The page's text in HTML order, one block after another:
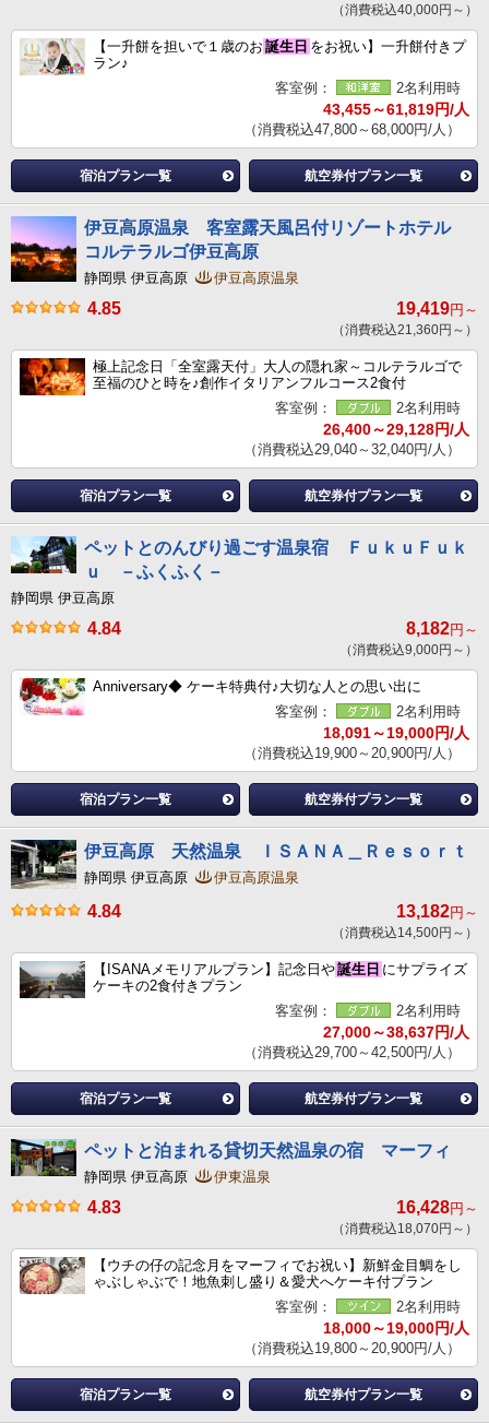
（消費税込40,000円～）
【一升餅を担いで１歳のお 誕生日 をお祝い】一升餅付きプ
ラン♪
客室例：
2名利用時
43,455～61,819円/人
（消費税込47,800～68,000円/人）
宿泊プラン一覧 航空券付プラン一覧
伊豆高原温泉 客室露天風呂付リゾートホテル
コルテラルゴ伊豆高原
静岡県 伊豆高原 伊豆高原温泉
4.85 19,419円～
（消費税込21,360円～）
極上記念日「全室露天付」大人の隠れ家～コルテラルゴで
至福のひと時を♪創作イタリアンフルコース2食付
客室例：
2名利用時
26,400～29,128円/人
（消費税込29,040～32,040円/人）
宿泊プラン一覧 航空券付プラン一覧
ペットとのんびり過ごす温泉宿 ＦｕｋｕＦｕｋ
ｕ －ふくふく－
静岡県 伊豆高原
4.84 8,182円～
（消費税込9,000円～）
Anniversary◆ ケーキ特典付♪大切な人との思い出に
客室例：
2名利用時
18,091～19,000円/人
（消費税込19,900～20,900円/人）
宿泊プラン一覧 航空券付プラン一覧
伊豆高原 天然温泉 ＩＳＡＮＡ＿Ｒｅｓｏｒｔ
静岡県 伊豆高原 伊豆高原温泉
4.84 13,182円～
（消費税込14,500円～）
【ISANAメモリアルプラン】記念日や誕生日 にサプライズ
ケーキの2食付きプラン
客室例：
2名利用時
27,000～38,637円/人
（消費税込29,700～42,500円/人）
宿泊プラン一覧 航空券付プラン一覧
ペットと泊まれる貸切天然温泉の宿 マーフィ
静岡県 伊豆高原 伊東温泉
4.83 16,428円～
（消費税込18,070円～）
【ウチの仔の記念月をマーフィでお祝い】新鮮金目鯛をし
ゃぶしゃぶで！地魚刺し盛り＆愛犬へケーキ付プラン
客室例：
2名利用時
18,000～19,000円/人
（消費税込19,800～20,900円/人）
宿泊プラン一覧 航空券付プラン一覧